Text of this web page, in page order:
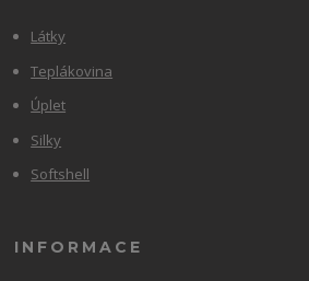
Látky
Teplákovina
Úplet
Silky
Softshell
INFORMACE